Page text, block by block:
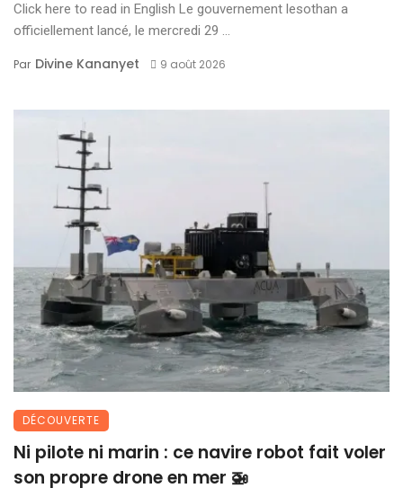
Click here to read in English Le gouvernement lesothan a
officiellement lancé, le mercredi 29 ...
Par Divine Kananyet 9 août 2026
DÉCOUVERTE
Ni pilote ni marin : ce navire robot fait voler
son propre drone en mer 🚁